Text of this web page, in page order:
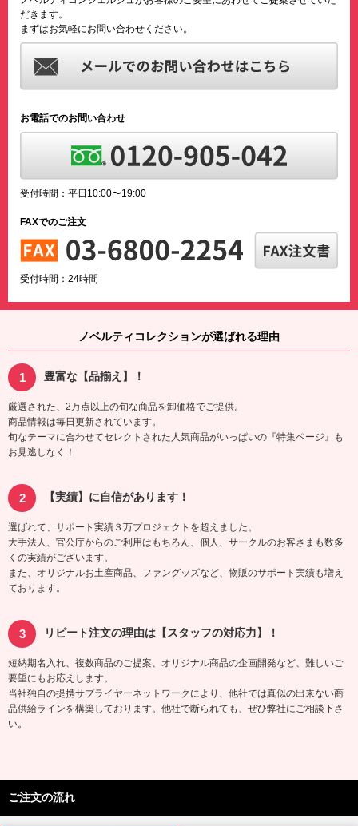
だきます。
まずはお気軽にお問い合わせください。
お電話でのお問い合わせ
受付時間：平日10:00〜19:00
FAXでのご注文
受付時間：24時間
ノベルティコレクションが選ばれる理由
豊富な【品揃え】！
厳選された、2万点以上の旬な商品を卸価格でご提供。
商品情報は毎日更新されています。
旬なテーマに合わせてセレクトされた人気商品がいっぱいの『特集ページ』も
お見逃しなく！
【実績】に自信があります！
選ばれて、サポート実績３万プロジェクトを超えました。
大手法人、官公庁からのご利用はもちろん、個人、サークルのお客さまも数多
くの実績がございます。
また、オリジナルお土産商品、ファングッズなど、物販のサポート実績も増え
ております。
リピート注文の理由は【スタッフの対応力】！
短納期名入れ、複数商品のご提案、オリジナル商品の企画開発など、難しいご
要望にもお応えします。
当社独自の提携サプライヤーネットワークにより、他社では真似の出来ない商
品供給ラインを構築しております。他社で断られても、ぜひ弊社にご相談下さ
い。
ご注文の流れ